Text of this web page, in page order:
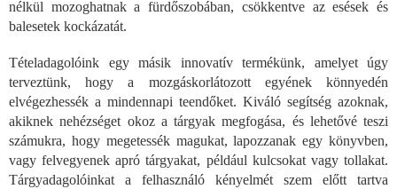
í
s
e
l
e
m
e
i
nélkül mozoghatnak a fürdőszobában, csökkentve az esések és
balesetek kockázatát.
Tételadagolóink egy másik innovatív termékünk, amelyet úgy
terveztünk, hogy a mozgáskorlátozott egyének könnyedén
elvégezhessék a mindennapi teendőket. Kiváló segítség azoknak,
akiknek nehézséget okoz a tárgyak megfogása, és lehetővé teszi
számukra, hogy megetessék magukat, lapozzanak egy könyvben,
vagy felvegyenek apró tárgyakat, például kulcsokat vagy tollakat.
Tárgyadagolóinkat a felhasználó kényelmét szem előtt tartva